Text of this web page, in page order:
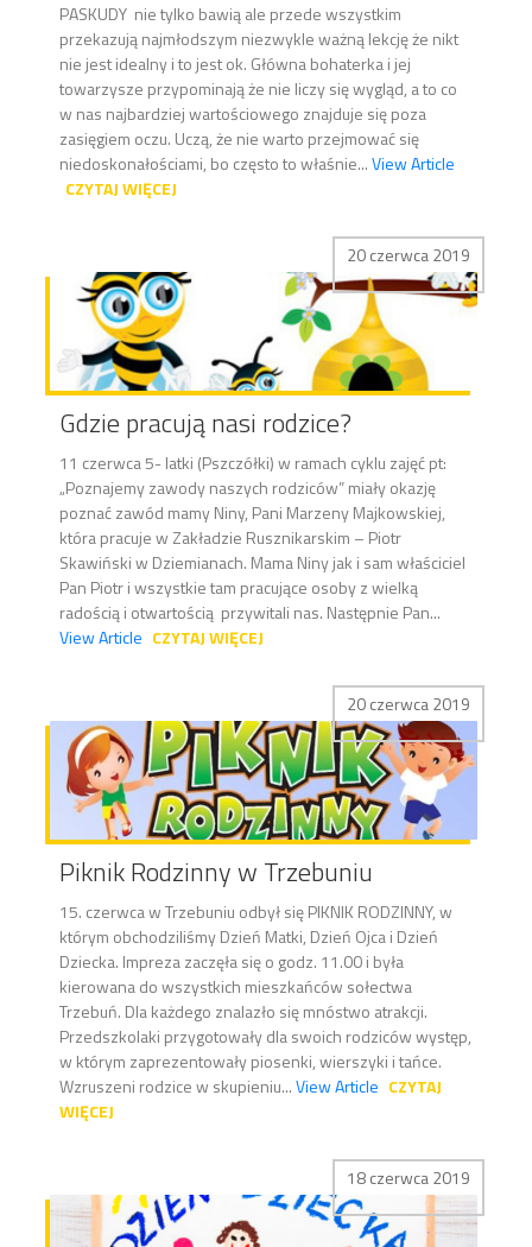
PASKUDY nie tylko bawią ale przede wszystkim
przekazują najmłodszym niezwykle ważną lekcję że nikt
nie jest idealny i to jest ok. Główna bohaterka i jej
towarzysze przypominają że nie liczy się wygląd, a to co
w nas najbardziej wartościowego znajduje się poza
zasięgiem oczu. Uczą, że nie warto przejmować się
niedoskonałościami, bo często to właśnie...View Article
CZYTAJ WIĘCEJ
20 czerwca 2019
Gdzie pracują nasi rodzice?
11 czerwca 5- latki (Pszczółki) w ramach cyklu zajęć pt:
„Poznajemy zawody naszych rodziców” miały okazję
poznać zawód mamy Niny, Pani Marzeny Majkowskiej,
która pracuje w Zakładzie Rusznikarskim – Piotr
Skawiński w Dziemianach. Mama Niny jak i sam właściciel
Pan Piotr i wszystkie tam pracujące osoby z wielką
radością i otwartością przywitali nas. Następnie Pan...
View Article CZYTAJ WIĘCEJ
20 czerwca 2019
Piknik Rodzinny w Trzebuniu
15. czerwca w Trzebuniu odbył się PIKNIK RODZINNY, w
którym obchodziliśmy Dzień Matki, Dzień Ojca i Dzień
Dziecka. Impreza zaczęła się o godz. 11.00 i była
kierowana do wszystkich mieszkańców sołectwa
Trzebuń. Dla każdego znalazło się mnóstwo atrakcji.
Przedszkolaki przygotowały dla swoich rodziców występ,
w którym zaprezentowały piosenki, wierszyki i tańce.
Wzruszeni rodzice w skupieniu...View Article CZYTAJ
WIĘCEJ
18 czerwca 2019